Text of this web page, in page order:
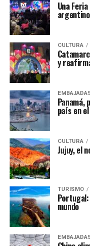
Una
argentino
CULTURA
y
país en
CULTURA
Jujuy, el
TURISMO
mundo